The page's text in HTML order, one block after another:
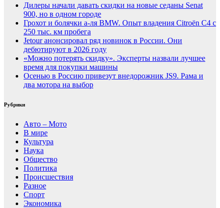
Дилеры начали давать скидки на новые седаны Senat
900, но в одном городе
Грохот и болячки а-ля BMW. Опыт владения Citroёn C4 с
250 тыс. км пробега
Jetour анонсировал ряд новинок в России. Они
дебютируют в 2026 году
«Можно потерять скидку». Эксперты назвали лучшее
время для покупки машины
Осенью в Россию привезут внедорожник JS9. Рама и
два мотора на выбор
Рубрики
Авто – Мото
В мире
Культура
Наука
Общество
Политика
Происшествия
Разное
Спорт
Экономика